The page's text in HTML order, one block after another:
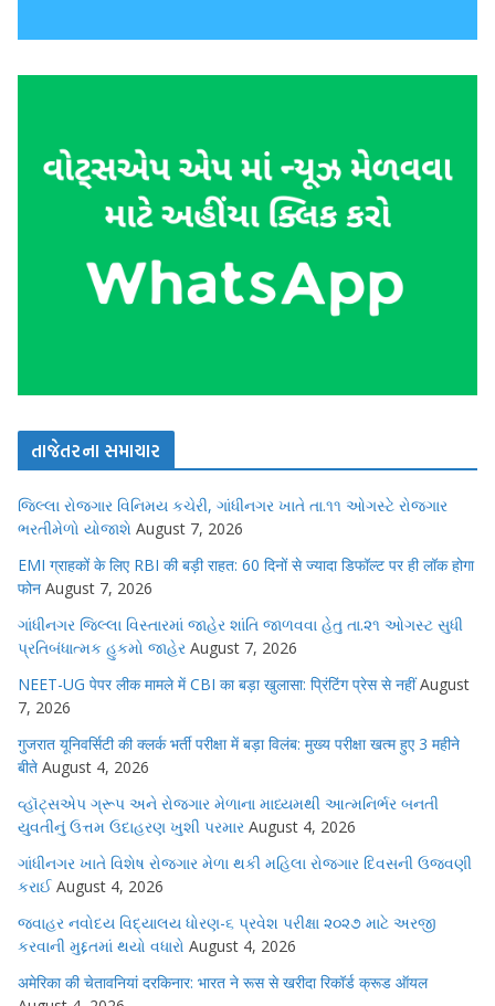
તાજેતરના સમાચાર
જિલ્લા રોજગાર વિનિમય કચેરી, ગાંધીનગર ખાતે તા.૧૧ ઓગસ્ટે રોજગાર
ભરતીમેળો યોજાશે August 7, 2026
EMI ग्राहकों के लिए RBI की बड़ी राहत: 60 दिनों से ज्यादा डिफॉल्ट पर ही लॉक होगा
फोन August 7, 2026
ગાંધીનગર જિલ્લા વિસ્તારમાં જાહેર શાંતિ જાળવવા હેતુ તા.૨૧ ઓગસ્ટ સુધી
પ્રતિબંધાત્મક હુકમો જાહેર August 7, 2026
NEET-UG पेपर लीक मामले में CBI का बड़ा खुलासा: प्रिंटिंग प्रेस से नहीं August
7, 2026
गुजरात यूनिवर्सिटी की क्लर्क भर्ती परीक्षा में बड़ा विलंब: मुख्य परीक्षा खत्म हुए 3 महीने
बीते August 4, 2026
વ્હૉટ્સએપ ગ્રૂપ અને રોજગાર મેળાના માધ્યમથી આત્મનિર્ભર બનતી
યુવતીનું ઉત્તમ ઉદાહરણ ખુશી પરમાર August 4, 2026
ગાંધીનગર ખાતે વિશેષ રોજગાર મેળા થકી મહિલા રોજગાર દિવસની ઉજવણી
કરાઈ August 4, 2026
જવાહર નવોદય વિદ્યાલય ધોરણ-૬ પ્રવેશ પરીક્ષા ૨૦૨૭ માટે અરજી
કરવાની મુદ્દતમાં થયો વધારો August 4, 2026
अमेरिका की चेतावनियां दरकिनार: भारत ने रूस से खरीदा रिकॉर्ड क्रूड ऑयल